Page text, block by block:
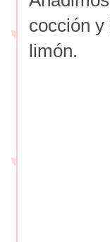
cocción y
limón.